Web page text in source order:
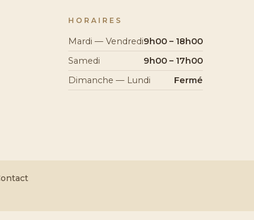
HORAIRES
Mardi — Vendredi9h00 – 18h00
Samedi
9h00 – 17h00
Dimanche — Lundi
Fermé